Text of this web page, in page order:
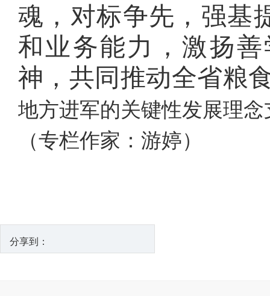
魂，对标争先，强基
和业务能力，激扬
神， 共同推动全省粮
地方进军的关键性发展理
（专栏作家：游婷）
分享到：